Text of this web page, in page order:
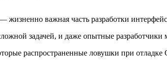
жизненно важная часть разработки
задачей, и даже опытные разработчики
распространенные ловушки при